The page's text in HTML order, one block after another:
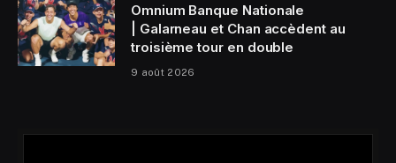
Omnium Banque Nationale
| Galarneau et Chan accèdent au
troisième tour en double
9 août 2026